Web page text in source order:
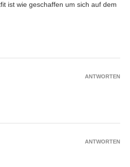
ist wie geschaffen um sich auf dem
ANTWORTEN
ANTWORTEN